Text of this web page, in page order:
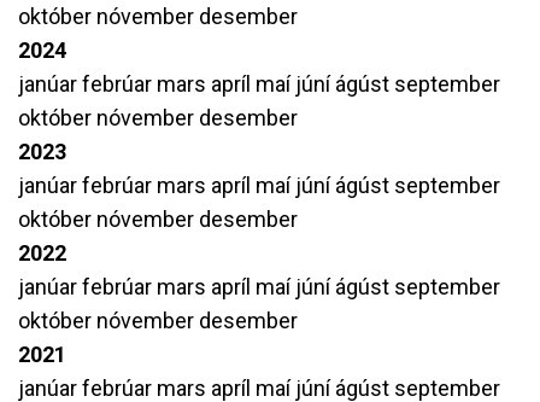
október nóvember desember
2024
janúarfebrúar mars apríl maí júníágúst september
október nóvember desember
2023
janúarfebrúar mars apríl maí júníágúst september
október nóvember desember
2022
janúarfebrúar mars apríl maí júníágúst september
október nóvember desember
2021
janúarfebrúar mars apríl maí júníágúst september